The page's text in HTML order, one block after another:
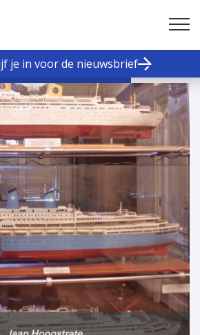
je in voor de nieuwsbrief